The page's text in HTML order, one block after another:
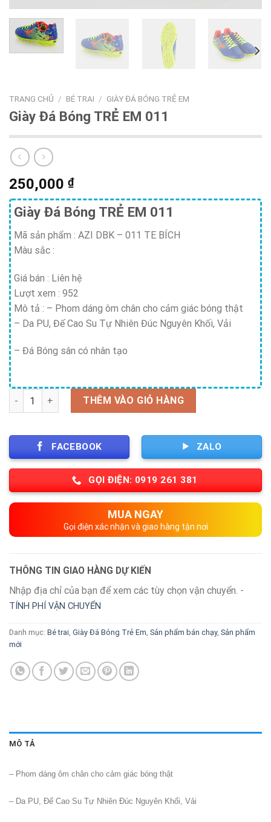
TRANG CHỦ / BÉ TRAI / GIÀY ĐÁ BÓNG TRẺ EM
Giày Đá Bóng TRẺ EM 011
250,000 ₫
Giày Đá Bóng TRẺ EM 011
Mã sản phẩm : AZI DBK – 011 TE BÍCH
Màu sắc :
Giá bán : Liên hệ
Lượt xem : 952
Mô tả : – Phom dáng ôm chân cho cảm giác bóng thật
– Da PU, Đế Cao Su Tự Nhiên Đúc Nguyên Khối, Vải
– Đá Bóng sân có nhân tạo
Số lượng THÊM VÀO GIỎ HÀNG
FACEBOOK ZALO
GỌI ĐIỆN: 0919 261 381
MUA NGAY
Gọi điện xác nhận và giao hàng tận nơi
THÔNG TIN GIAO HÀNG DỰ KIẾN
Nhập địa chỉ của bạn để xem các tùy chọn vận chuyển. -
TÍNH PHÍ VẬN CHUYỂN
Danh mục: Bé trai Giày Đá Bóng Trẻ Em Sản phẩm bán chạy, Sản phẩm
mới
MÔ TẢ
– Phom dáng ôm chân cho cảm giác bóng thật
– Da PU, Đế Cao Su Tự Nhiên Đúc Nguyên Khối, Vải